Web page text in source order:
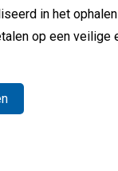
in het
op een veilige